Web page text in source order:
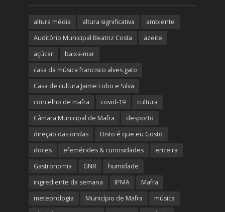
altura média altura significativa
ambiente
Auditório Municipal Beatriz Costa
azeite
açúcar
baixa-mar
casa da música francisco alves gato
Casa de cultura Jaime Lobo e Silva
concelho de mafra
covid-19
cultura
Câmara Municipal de Mafra
desporto
direção das ondas
Disto é que eu Gosto
doces
efemérides & curiosidades
ericeira
Gastronomia
GNR
humidade
ingrediente da semana
IPMA
Mafra
meteorologia
Município de Mafra
música